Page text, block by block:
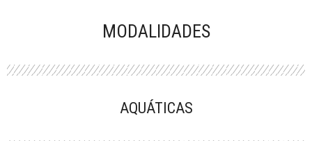
MODALIDADES
AQUÁTICAS